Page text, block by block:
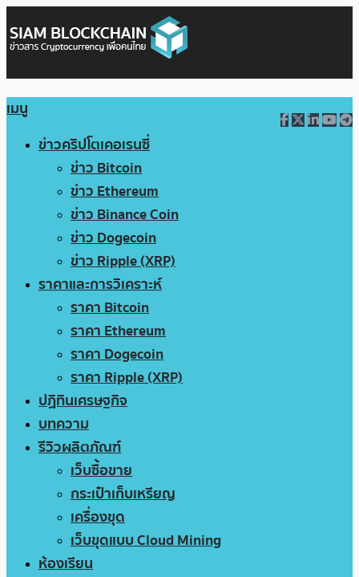
เมนู
ข่าวคริปโตเคอเรนซี่
ข่าว Bitcoin
ข่าว Ethereum
ข่าว Binance Coin
ข่าว Dogecoin
ข่าว Ripple (XRP)
ราคาและการวิเคราะห์
ราคา Bitcoin
ราคา Ethereum
ราคา Dogecoin
ราคา Ripple (XRP)
ปฏิทินเศรษฐกิจ
บทความ
รีวิวผลิตภัณฑ์
เว็บซื้อขาย
กระเป๋าเก็บเหรียญ
เครื่องขุด
เว็บขุดแบบ Cloud Mining
ห้องเรียน